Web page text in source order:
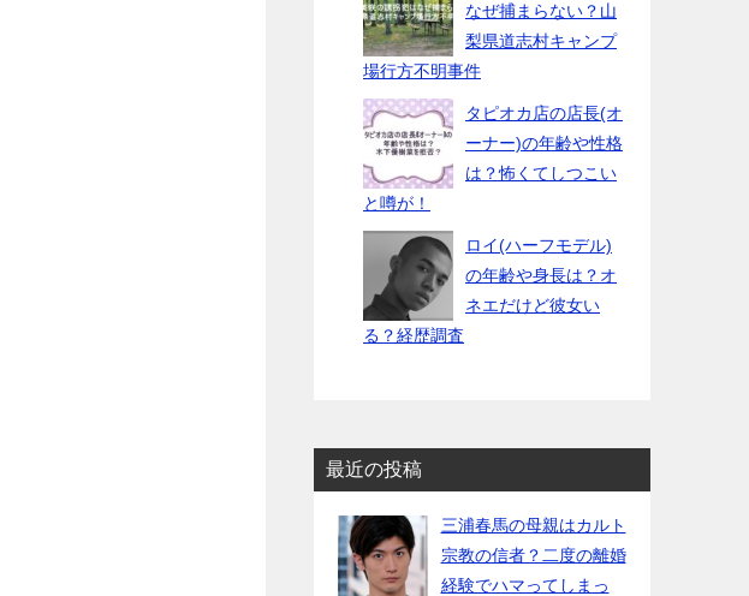
なぜ捕まらない？山
梨県道志村キャンプ
場行方不明事件
タピオカ店の店長(オ
ーナー)の年齢や性格
は？怖くてしつこい
と噂が！
ロイ(ハーフモデル)
の年齢や身長は？オ
ネエだけど彼女い
る？経歴調査
最近の投稿
三浦春馬の母親はカルト
宗教の信者？二度の離婚
経験でハマってしまっ